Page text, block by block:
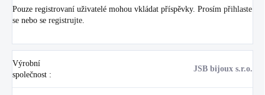
Pouze registrovaní uživatelé mohou vkládat příspěvky. Prosím přihlaste
se nebo se registrujte
Výrobní
společnost :
JSB bijoux s.r.o.